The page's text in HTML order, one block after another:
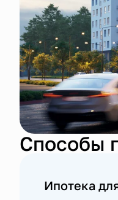
Способы
Ипотека